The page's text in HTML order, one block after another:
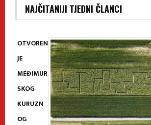
NAJČITANIJI TJEDNI ČLANCI
OTVOREN
JE
MEĐIMUR
SKOG
KURUZN
OG